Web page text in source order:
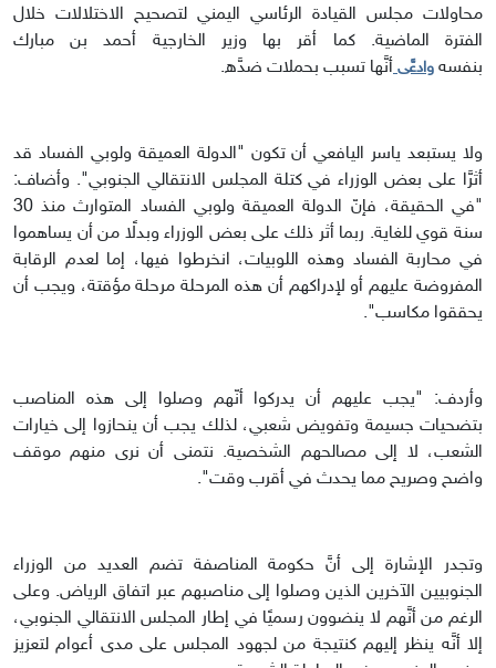
محاولات مجلس القيادة الرئاسي اليمني لتصحيح الاختلالات خلال
الفترة الماضية. كما أقر بها وزير الخارجية أحمد بن مبارك
بنفسه وادعَّى أنَّها تسبب بحملات ضدَّه.
ولا يستبعد ياسر اليافعي أن تكون "الدولة العميقة ولوبي الفساد قد
أثرَّا على بعض الوزراء في كتلة المجلس الانتقالي الجنوبي". وأضاف:
"في الحقيقة، فإنّ الدولة العميقة ولوبي الفساد المتوارث منذ 30
سنة قوي للغاية. ربما أثر ذلك على بعض الوزراء وبدلًا من أن يساهموا
في محاربة الفساد وهذه اللوبيات، انخرطوا فيها، إما لعدم الرقابة
المفروضة عليهم أو لإدراكهم أن هذه المرحلة مرحلة مؤقتة، ويجب أن
يحققوا مكاسب".
وأردف: "يجب عليهم أن يدركوا أنّهم وصلوا إلى هذه المناصب
بتضحيات جسيمة وتفويض شعبي، لذلك يجب أن ينحازوا إلى خيارات
الشعب، لا إلى مصالحهم الشخصية. نتمنى أن نرى منهم موقف
واضح وصريح مما يحدث في أقرب وقت".
وتجدر الإشارة إلى أنَّ حكومة المناصفة تضم العديد من الوزراء
الجنوبيين الآخرين الذين وصلوا إلى مناصبهم عبر اتفاق الرياض. وعلى
الرغم من أنَّهم لا ينضوون رسميًا في إطار المجلس الانتقالي الجنوبي،
إلا أنَّه ينظر إليهم كنتيجة من لجهود المجلس على مدى أعوام لتعزيز